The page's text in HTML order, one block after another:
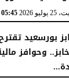
2026 05:45 مـ
بورسعيد
وحوافز